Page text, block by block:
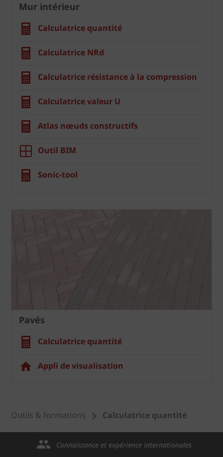
Mur intérieur
Calculatrice quantité
Calculatrice NRd
Calculatrice résistance à la compression
Calculatrice valeur U
Atlas nœuds constructifs
Outil BIM
Sonic-tool
Pavés
Calculatrice quantité
Appli de visualisation
Outils & formations Calculatrice quantité
Connaissance et expérience internationales